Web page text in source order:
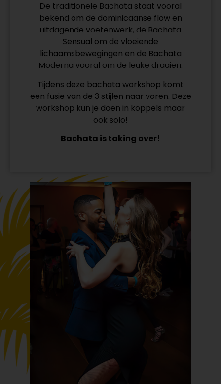
De traditionele Bachata staat vooral
bekend om de dominicaanse flow en
uitdagende voetenwerk, de Bachata
Sensual om de vloeiende
lichaamsbewegingen en de Bachata
Moderna vooral om de leuke draaien.
Tijdens deze bachata workshop komt
een fusie van de 3 stijlen naar voren. Deze
workshop kun je doen in koppels maar
ook solo!
Bachata is taking over!